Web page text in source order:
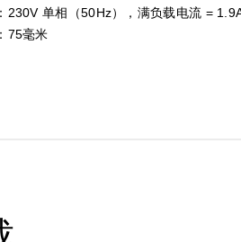
230V 单相（50Hz），满负载电流 =
75毫米